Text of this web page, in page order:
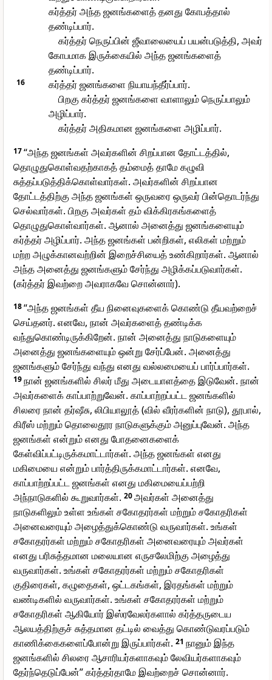
கர்த்தர் அந்த ஜனங்களைத் தனது கோபத்தால்
தண்டிப்பார்.
கர்த்தர் நெருப்பின் ஜீவாலையைப் பயன்படுத்தி, அவர்
கோபமாக இருக்கையில் அந்த ஜனங்களைத்
தண்டிப்பார்.
16
கர்த்தர் ஜனங்களை நியாயந்தீர்ப்பார்.
பிறகு கர்த்தர் ஜனங்களை வாளாலும் நெருப்பாலும்
அழிப்பார்.
கர்த்தர் அதிகமான ஜனங்களை அழிப்பார்.
17“அந்த ஜனங்கள் அவர்களின் சிறப்பான தோட்டத்தில்,
தொழுதுகொள்வதற்காகத் தம்மைத் தாமே கழுவி
சுத்தப்படுத்திக்கொள்வார்கள். அவர்களின் சிறப்பான
தோட்டத்திற்கு அந்த ஜனங்கள் ஒருவரை ஒருவர் பின்தொடர்ந்து
செல்வார்கள். பிறகு அவர்கள் தம் விக்கிரகங்களைத்
தொழுதுகொள்வார்கள். ஆனால் அனைத்து ஜனங்களையும்
கர்த்தர் அழிப்பார். அந்த ஜனங்கள் பன்றிகள், எலிகள் மற்றும்
மற்ற அழுக்கானவற்றின் இறைச்சியைத் உண்கிறார்கள். ஆனால்
அந்த அனைத்து ஜனங்களும் சேர்ந்து அழிக்கப்படுவார்கள்.
(கர்த்தர் இவற்றை அவராகவே சொன்னார்).
18“அந்த ஜனங்கள் தீய நினைவுகளைக் கொண்டு தீயவற்றைச்
செய்தனர். எனவே, நான் அவர்களைத் தண்டிக்க
வந்துகொண்டிருக்கிறேன். நான் அனைத்து நாடுகளையும்
அனைத்து ஜனங்களையும் ஒன்று சேர்ப்பேன். அனைத்து
ஜனங்களும் சேர்ந்து வந்து எனது வல்லமையைப் பார்ப்பார்கள்.
19நான் ஜனங்களில் சிலர் மீது அடையாளத்தை இடுவேன். நான்
அவர்களைக் காப்பாற்றுவேன். காப்பாற்றப்பட்ட ஜனங்களில்
சிலரை நான் தர்ஷீசு, லிபியாலூத் (வில் வீரர்களின் நாடு), தூபால்,
கிரீஸ் மற்றும் தொலைதூர நாடுகளுக்கும் அனுப்புவேன். அந்த
ஜனங்கள் என்றும் எனது போதனைகளைக்
கேள்விப்பட்டிருக்கமாட்டார்கள். அந்த ஜனங்கள் எனது
மகிமையை என்றும் பார்த்திருக்கமாட்டார்கள். எனவே,
காப்பாற்றப்பட்ட ஜனங்கள் எனது மகிமையைப்பற்றி
அந்நாடுகளில் கூறுவார்கள். 20அவர்கள் அனைத்து
நாடுகளிலும் உள்ள உங்கள் சகோதரர்கள் மற்றும் சகோதரிகள்
அனைவரையும் அழைத்துக்கொண்டு வருவார்கள். உங்கள்
சகோதரர்கள் மற்றும் சகோதரிகள் அனைவரையும் அவர்கள்
எனது பரிசுத்தமான மலையான எருசலேமிற்கு அழைத்து
வருவார்கள். உங்கள் சகோதரர்கள் மற்றும் சகோதரிகள்
குதிரைகள், கழுதைகள், ஒட்டகங்கள், இரதங்கள் மற்றும்
வண்டிகளில் வருவார்கள். உங்கள் சகோதரர்கள் மற்றும்
சகோதரிகள் ஆகியோர் இஸ்ரவேலர்களால் கர்த்தருடைய
ஆலயத்திற்குச் சுத்தமான தட்டில் வைத்து கொண்டுவரப்படும்
காணிக்கைகளைப்போன்று இருப்பார்கள். 21 நானும் இந்த
ஜனங்களில் சிலரை ஆசாரியர்களாகவும் லேவியர்களாகவும்
தேர்ந்தெடுப்பேன்” கர்த்தர்தாமே இவற்றைச் சொன்னார்.